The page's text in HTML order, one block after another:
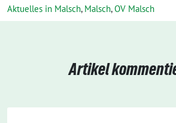
Aktuelles in Malsch, Malsch,OV Malsch
Artikel